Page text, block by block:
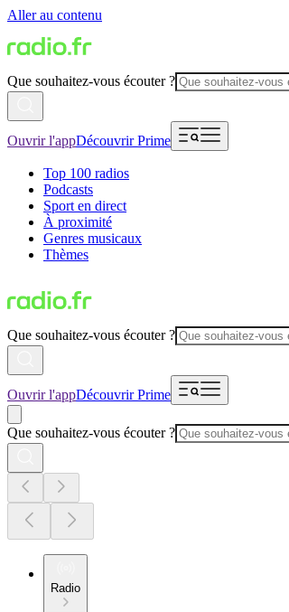
Aller au contenu
Que souhaitez-vous écouter ?
Ouvrir l'appDécouvrir Prime
Top 100 radios
Podcasts
Sport en direct
À proximité
Genres musicaux
Thèmes
Que souhaitez-vous écouter ?
Ouvrir l'appDécouvrir Prime
Que souhaitez-vous écouter ?
Radio